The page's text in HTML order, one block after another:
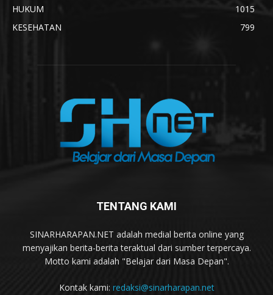
HUKUM
1015
KESEHATAN
799
TENTANG KAMI
SINARHARAPAN.NET adalah medial berita online yang
menyajikan berita-berita teraktual dari sumber terpercaya.
Motto kami adalah "Belajar dari Masa Depan".
Kontak kami: redaksi@sinarharapan.net